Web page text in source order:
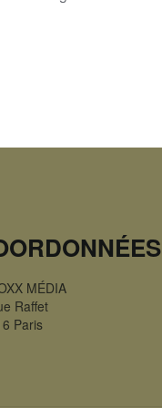
MÉDIA
Raffet
Paris